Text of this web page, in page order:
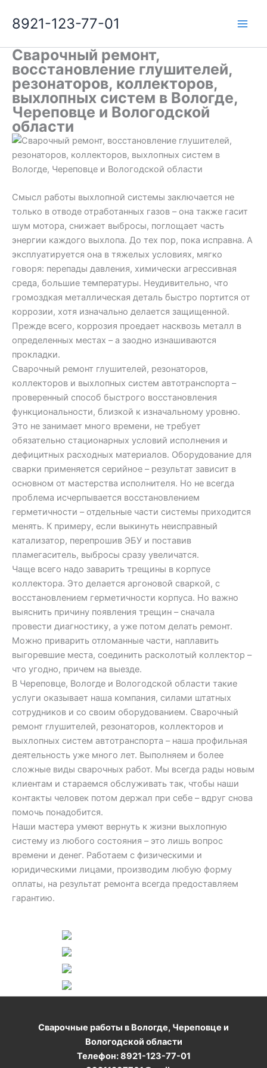
8921-123-77-01
Сварочный ремонт,
восстановление глушителей,
резонаторов, коллекторов,
выхлопных систем в Вологде,
Череповце и Вологодской
области
Смысл работы выхлопной системы заключается не
только в отводе отработанных газов – она также гасит
шум мотора, снижает выбросы, поглощает часть
энергии каждого выхлопа. До тех пор, пока исправна. А
эксплуатируется она в тяжелых условиях, мягко
говоря: перепады давления, химически агрессивная
среда, большие температуры. Неудивительно, что
громоздкая металлическая деталь быстро портится от
коррозии, хотя изначально делается защищенной.
Прежде всего, коррозия проедает насквозь металл в
определенных местах – а заодно изнашиваются
прокладки.
Сварочный ремонт глушителей, резонаторов,
коллекторов и выхлопных систем автотранспорта –
проверенный способ быстрого восстановления
функциональности, близкой к изначальному уровню.
Это не занимает много времени, не требует
обязательно стационарных условий исполнения и
дефицитных расходных материалов. Оборудование для
сварки применяется серийное – результат зависит в
основном от мастерства исполнителя. Но не всегда
проблема исчерпывается восстановлением
герметичности – отдельные части системы приходится
менять. К примеру, если выкинуть неисправный
катализатор, перепрошив ЭБУ и поставив
пламегаситель, выбросы сразу увеличатся.
Чаще всего надо заварить трещины в корпусе
коллектора. Это делается аргоновой сваркой, с
восстановлением герметичности корпуса. Но важно
выяснить причину появления трещин – сначала
провести диагностику, а уже потом делать ремонт.
Можно приварить отломанные части, наплавить
выгоревшие места, соединить расколотый коллектор –
что угодно, причем на выезде.
В Череповце, Вологде и Вологодской области такие
услуги оказывает наша компания, силами штатных
сотрудников и со своим оборудованием. Сварочный
ремонт глушителей, резонаторов, коллекторов и
выхлопных систем автотранспорта – наша профильная
деятельность уже много лет. Выполняем и более
сложные виды сварочных работ. Мы всегда рады новым
клиентам и стараемся обслуживать так, чтобы наши
контакты человек потом держал при себе – вдруг снова
помочь понадобится.
Наши мастера умеют вернуть к жизни выхлопную
систему из любого состояния – это лишь вопрос
времени и денег. Работаем с физическими и
юридическими лицами, производим любую форму
оплаты, на результат ремонта всегда предоставляем
гарантию.
Сварочные работы в Вологде, Череповце и
Вологодской области
Телефон: 8921-123-77-01